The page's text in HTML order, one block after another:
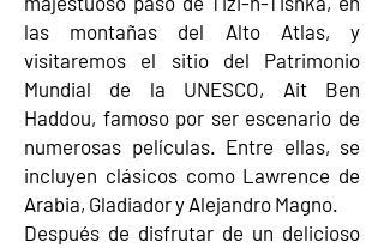
las montañas del Alto Atlas, y
visitaremos el sitio del Patrimonio
Mundial de la UNESCO, Ait Ben
Haddou, famoso por ser escenario de
numerosas películas. Entre ellas, se
incluyen clásicos como Lawrence de
Arabia, Gladiador y Alejandro Magno.
Después de disfrutar de un delicioso